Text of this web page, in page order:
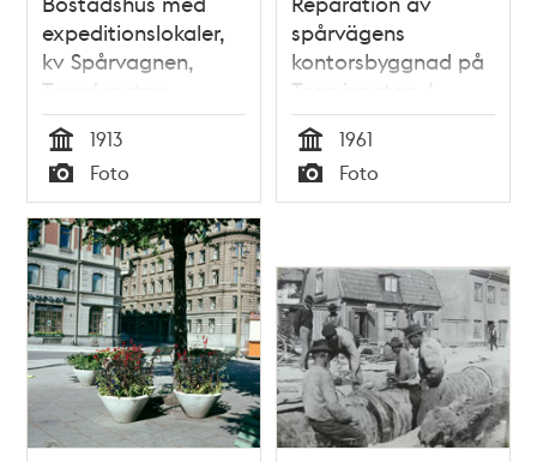
expeditionslokaler,
kv Spårvagnen,
Tegnérgatan
Tid
1913
Typ
Foto
spårvägens
kontorsbyggnad på
Tegnérgatan. I
förgrunden ett
buggtåg med släp
Tid
1961
Typ
Foto